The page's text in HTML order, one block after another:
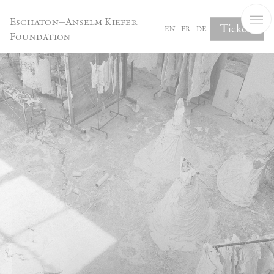
Eschaton—Anselm Kiefer
Foundation
en fr de Tickets